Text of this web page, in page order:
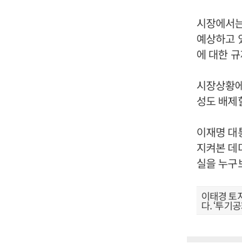
시장에서
예상하고
에 대한
시장상황
성도 배제
이재명 대
지켜본 데
실을 누구
이태경 토
다. ‘투기